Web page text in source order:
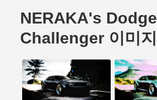
NERAKA's Dodge
Challenger 이미지